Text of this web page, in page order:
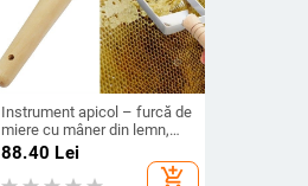
Instrument apicol – furcă de
miere cu mâner din lemn,
oțel inoxidabil, model Honey
Fork, pentru adunat miere
88.40 Lei
add_shopping_cart